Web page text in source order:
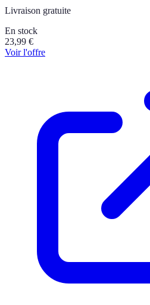
Livraison gratuite
En stock
23,99 €
Voir l'offre